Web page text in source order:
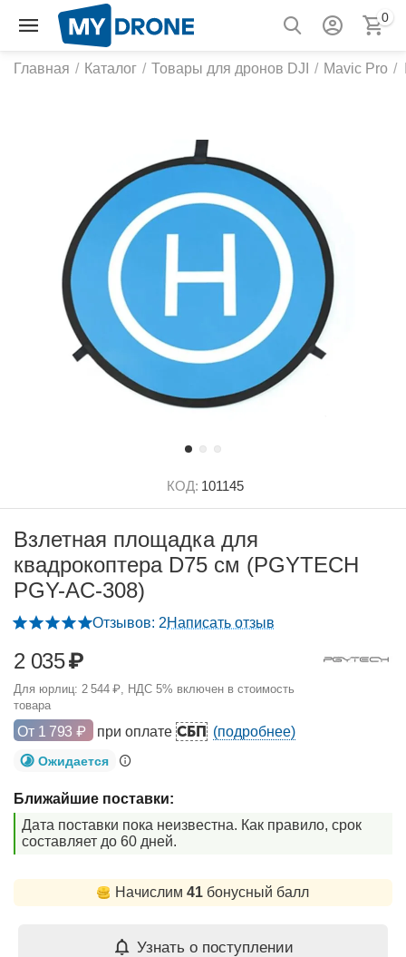
0
Главная / Каталог / Товары для дронов DJI / Mavic Pro /
КОД: 101145
Взлетная площадка для
квадрокоптера D75 см (PGYTECH
PGY-AC-308)
Отзывов: 2Написать отзыв
2 035₽
Для юрлиц: 2 544 ₽, НДС 5% включен в стоимость
товара
От 1 793 ₽ при оплате СБП (подробнее)
Ожидается
Ближайшие поставки:
Дата поставки пока неизвестна. Как правило, срок
составляет до 60 дней.
Начислим 41 бонусный балл
Узнать о поступлении